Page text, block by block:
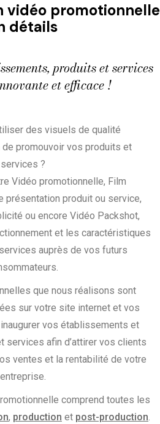
vidéo promotionnelle
détails
produits et services
et efficace !
des visuels de qualité
promouvoir vos produits et
services ?
Vidéo promotionnelle, Film
présentation produit ou service,
ou encore Vidéo Packshot,
et les caractéristiques
auprès de vos futurs
que nous réalisons sont
sur votre site internet et vos
vos établissements et
services afin d’attirer vos clients
ventes et la rentabilité de votre
entreprise.
comprend toutes les
, production et post-production.